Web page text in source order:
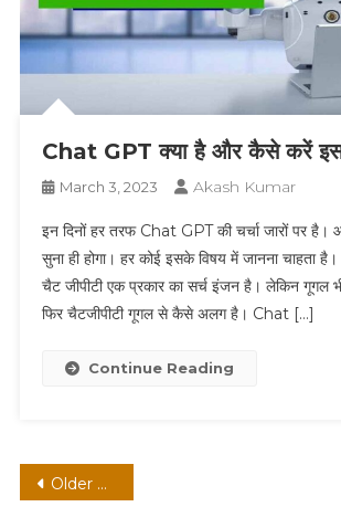
Chat GPT क्या है और कैसे करें
March 3, 2023 Akash Kumar
इन दिनों हर तरफ Chat GPT की चर्चा जारों पर है।
सुना ही होगा। हर कोई इसके विषय में जानना चाहता
चैट जीपीटी एक प्रकार का सर्च इंजन है। लेकिन गूगल
फिर चैटजीपीटी गूगल से कैसे अलग है। Chat […]
Continue Reading
Posts
Older posts